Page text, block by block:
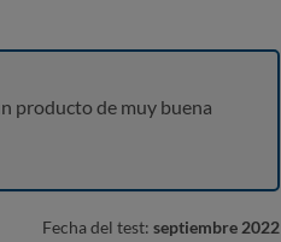
producto de muy buena
Fecha del test: septiembre 2022